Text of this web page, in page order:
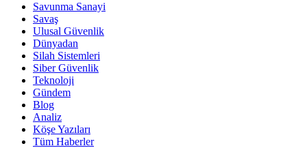
Savunma Sanayi
Savaş
Ulusal Güvenlik
Dünyadan
Silah Sistemleri
Siber Güvenlik
Teknoloji
Gündem
Blog
Analiz
Köşe Yazıları
Tüm Haberler